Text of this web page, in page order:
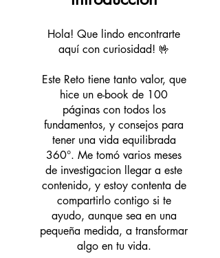
Hola! Que lindo encontrarte
aquí con curiosidad! 🤟
Este Reto tiene tanto valor, que
hice un e-book de 100
páginas con todos los
fundamentos, y consejos para
tener una vida equilibrada
360°. Me tomó varios meses
de investigacion llegar a este
contenido, y estoy contenta de
compartirlo contigo si te
ayudo, aunque sea en una
pequeña medida, a transformar
algo en tu vida.